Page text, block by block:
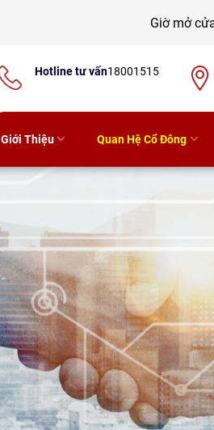
Giờ mở
Giới Thiệu Quan Hệ Cổ Đông
Hotline tư vấn18001515